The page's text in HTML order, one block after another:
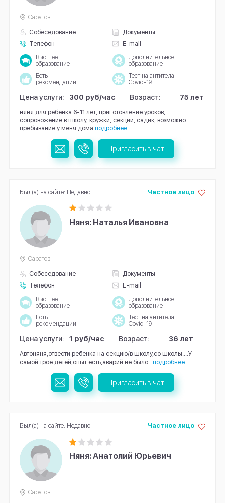
Собеседование
Документы
Телефон
E-mail
Саратов
Высшее
образование
Дополнительное
образование
Есть
рекомендации
Тест на антитела
Covid-19
Цена услуги: 300 руб/час Возраст: 75 лет
няня для ребенка 6-11 лет, приготовление уроков,
сопровожение в школу, кружки, секции, садик, возможно
пребывание у меня дома подробнее
Пригласить в чат
Няня: Наталья Ивановна
Собеседование
Документы
Телефон
E-mail
Частное лицо
Саратов
Высшее
образование
Дополнительное
образование
Есть
рекомендации
Тест на антитела
Covid-19
Цена услуги: 1 руб/час Возраст: 36 лет
Автоняня,отвести ребенка на секцию/в школу,со школы....У
самой трое детей,опыт есть,аварий не было.. подробнее
Был(а) на сайте: Недавно
Пригласить в чат
Няня: Анатолий Юрьевич
Частное лицо
Саратов
Был(а) на сайте: Недавно